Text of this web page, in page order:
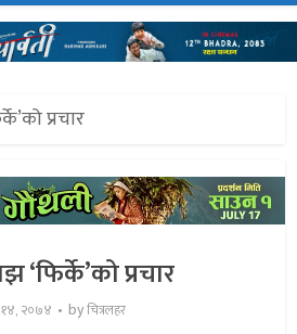
प्रचार
‘फिर्के’को प्रचार
२०७४ byचित्रलहर